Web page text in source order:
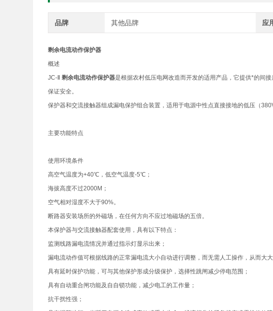
品牌 其他品牌 应
剩余电流动作保护器
概述
JC-Ⅱ剩余电流动作保护器是根据农村低压电网改造而开发的适用产品，它提供*的间
保证安全。
保护器和交流接触器组成漏电保护组合装置，适用于电源中性点直接接地的低压（
主要功能特点
使用环境条件
高空气温度为+40℃，低空气温度-5℃；
海拔高度不过2000M；
空气相对湿度不大于90%。
断路器安装场所的外磁场，在任何方向不应过地磁场的五倍。
本保护器与交流接触器配套使用，具有以下特点：
监测线路漏电流情况并通过指示灯显示出来；
漏电流动作值可根据线路的正常漏电流大小自动进行调整，而无需人工操作，从而大
具有延时保护功能，可与其他保护形成分级保护，选择性跳闸减少停电范围；
具有自动重合闸功能及自自锁功能，减少电工的工作量；
抗干扰性强；